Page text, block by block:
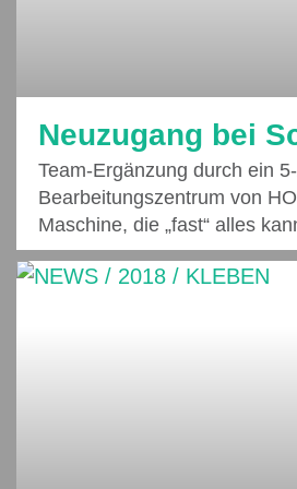
Neuzugang bei
Team-Ergänzung durch ein
Bearbeitungszentrum von
Maschine, die „fast“ alles